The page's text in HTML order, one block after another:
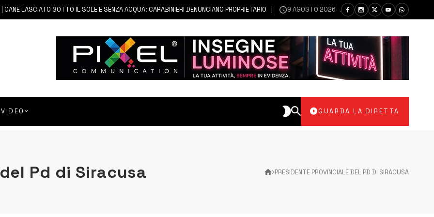
LASCIATO SOTTO IL SOLE E SENZA ACQUA: CARABINIERI DENUNCIANO PROPRIETARIO 9 AGOSTO 2026 AUGUSTA | PIAZZA CASTELLO
VIDEO GUARDA LA DIRETTA
PRESIDENTE PROVINCIALE DEL PD DI SIRACUSA
Pd di Siracusa